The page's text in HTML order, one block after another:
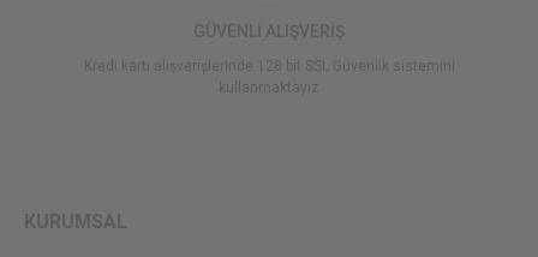
GÜVENLİ ALIŞVERİŞ
Kredi kartı alışverişlerinde 128 bit SSL Güvenlik sistemini
kullanmaktayız
KURUMSAL